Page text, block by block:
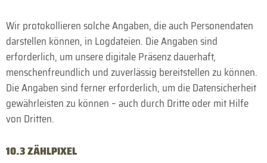
Wir protokollieren solche Angaben, die auch Personen­daten
darstellen können, in Log­dateien. Die Angaben sind
erforderlich, um unsere digitale Präsenz dauerhaft,
menschen­freundlich und zuverlässig bereit­stellen zu können.
Die Angaben sind ferner erforderlich, um die Daten­sicher­heit
gewähr­leisten zu können – auch durch Dritte oder mit Hilfe
von Dritten.
10.3 ZÄHLPIXEL